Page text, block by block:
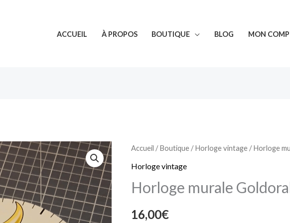
ACCUEIL À PROPOS BOUTIQUE BLOG MON
Accueil /Boutique /Horloge vintage / Horloge
Horloge vintage
Horloge murale
16,00€
quantité
de
murale